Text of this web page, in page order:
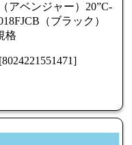
アベンジャー）20”C-
（ブラック）
格